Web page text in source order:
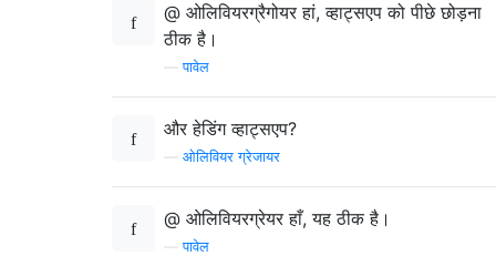
@ ओलिवियरग्रैगोयर हां, व्हाट्सएप को पीछे छोड़ना
ठीक है।
—पावेल
और हेडिंग व्हाट्सएप?
ओलिवियर ग्रेजायर
@ ओलिवियरग्रेयर हाँ, यह ठीक है।
—पावेल